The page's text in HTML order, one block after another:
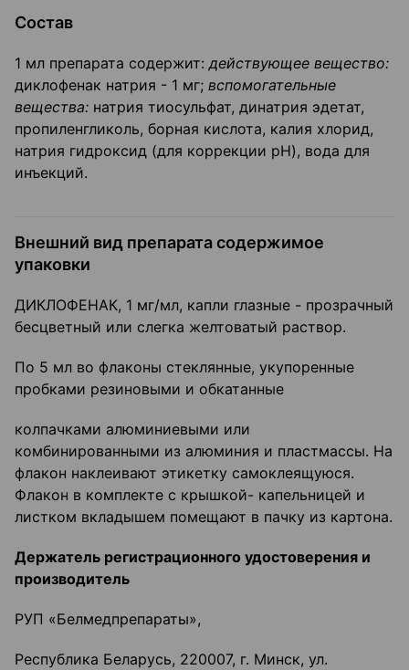
Состав
1 мл препарата содержит:действующее вещество:
диклофенак натрия - 1 мг; вспомогательные
вещества: натрия тиосульфат, динатрия эдетат,
пропиленгликоль, борная кислота, калия хлорид,
натрия гидроксид (для коррекции pH), вода для
инъекций.
Внешний вид препарата содержимое
упаковки
ДИКЛОФЕНАК, 1 мг/мл, капли глазные - прозрачный
бесцветный или слегка желтоватый раствор.
По 5 мл во флаконы стеклянные, укупоренные
пробками резиновыми и обкатанные
колпачками алюминиевыми или
комбинированными из алюминия и пластмассы. На
флакон наклеивают этикетку самоклеящуюся.
Флакон в комплекте с крышкой- капельницей и
листком вкладышем помещают в пачку из картона.
Держатель регистрационного удостоверения и
производитель
РУП «Белмедпрепараты»,
Республика Беларусь, 220007, г. Минск, ул.